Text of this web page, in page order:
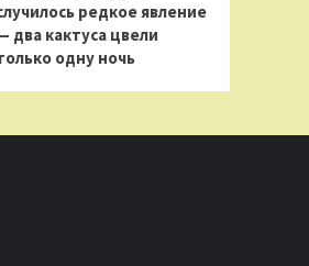
редкое явление
два кактуса цвели
одну ночь